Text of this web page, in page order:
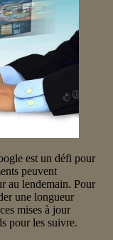
est un défi pour
peuvent
au lendemain. Pour
une longueur
mises à jour
pour les suivre.